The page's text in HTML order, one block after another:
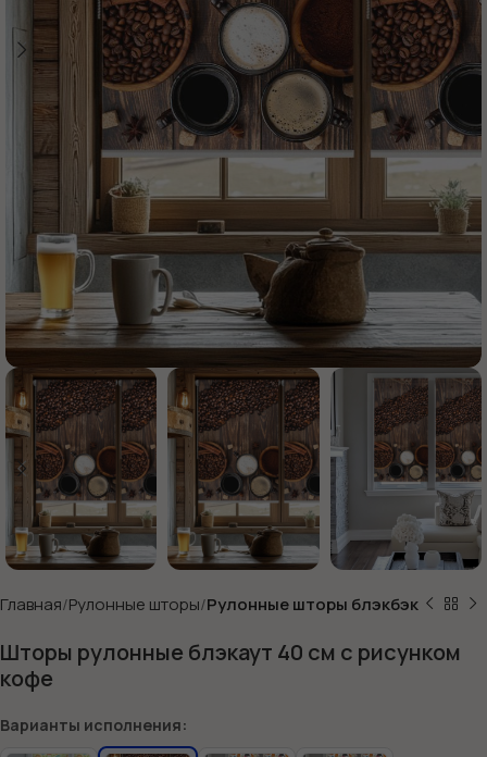
Главная Рулонные шторы Рулонные шторы блэкбэк
Шторы рулонные блэкаут 40 см с рисунком
кофе
Варианты исполнения: